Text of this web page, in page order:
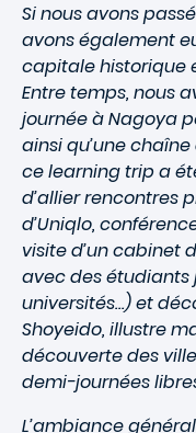
Si nous avons
avons également
capitale historique
Entre temps, nous
journée à Nagoya
ainsi qu’une
ce learning trip a
d’allier rencontres
d’Uniqlo,
visite d’un cabinet
avec des
universités…) et
Shoyeido, illustre
découverte des
demi-journées
L’ambiance